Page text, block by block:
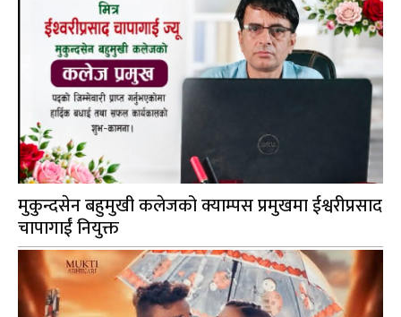
मुकुन्दसेन बहुमुखी कलेजको क्याम्पस प्रमुखमा ईश्वरीप्रसाद
चापागाईं नियुक्त